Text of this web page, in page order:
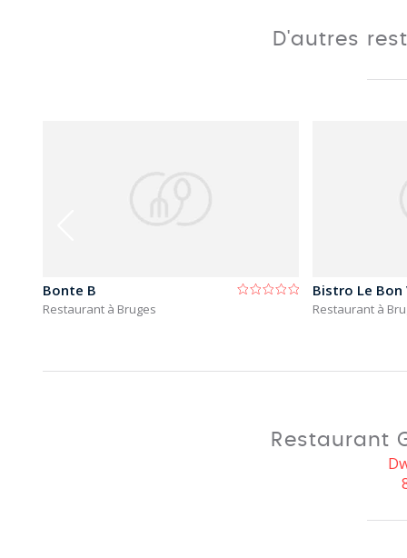
D'autres
Bonte B
Restaurant à Bruges
Bistro Le Bon
Restaurant à
Restaurant